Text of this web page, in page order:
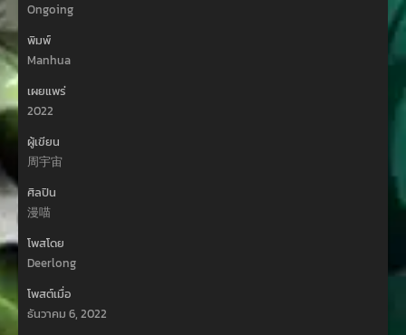
Ongoing
พิมพ์
Manhua
เผยแพร่
2022
ผู้เขียน
周宇宙
ศิลปิน
漫喵
โพสโดย
Deerlong
โพสต์เมื่อ
ธันวาคม 6, 2022